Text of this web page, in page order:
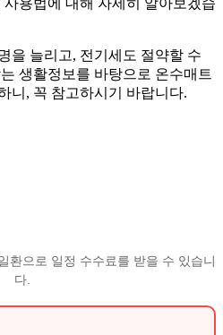
을 늘리고, 전기세도 절약할 수
생활정보를 바탕으로 온수매트
니, 꼭 참고하시기 바랍니다.
환으로 일정 수수료를 받을 수 있습니
다.